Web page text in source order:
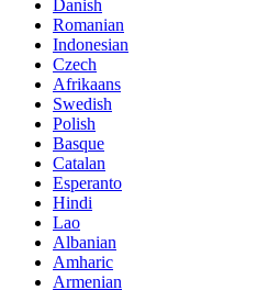
Danish
Romanian
Indonesian
Czech
Afrikaans
Swedish
Polish
Basque
Catalan
Esperanto
Hindi
Lao
Albanian
Amharic
Armenian